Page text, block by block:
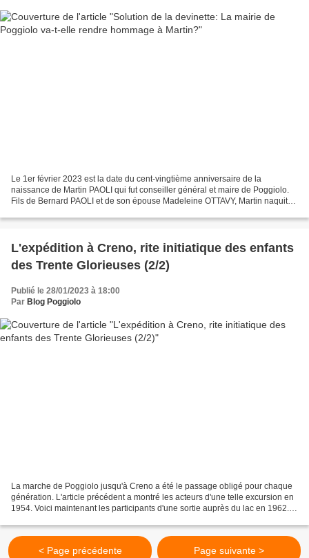
Le 1er février 2023 est la date du cent-vingtième anniversaire de la
naissance de Martin PAOLI qui fut conseiller général et maire de Poggiolo.
Fils de Bernard PAOLI et de son épouse Madeleine OTTAVY, Martin naquit
L'expédition à Creno, rite initiatique des enfants
des Trente Glorieuses (2/2)
Publié le 28/01/2023 à 18:00
Par Blog Poggiolo
La marche de Poggiolo jusqu'à Creno a été le passage obligé pour chaque
génération. L'article précédent a montré les acteurs d'une telle excursion en
1954. Voici maintenant les participants d'une sortie auprès du lac en 1962.
< Page précédente Page suivante >